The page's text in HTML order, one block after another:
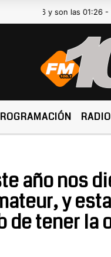
y son las 01:26 -
año nos
y
de tener la